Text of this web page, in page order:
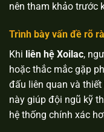
nên tham khảo trước
Trình bày vấn đề rõ
Khi liên hệ Xoilac,
hoặc thắc mắc gặp
đấu liên quan và
này giúp đội ngũ kỹ
hệ thống chính xác